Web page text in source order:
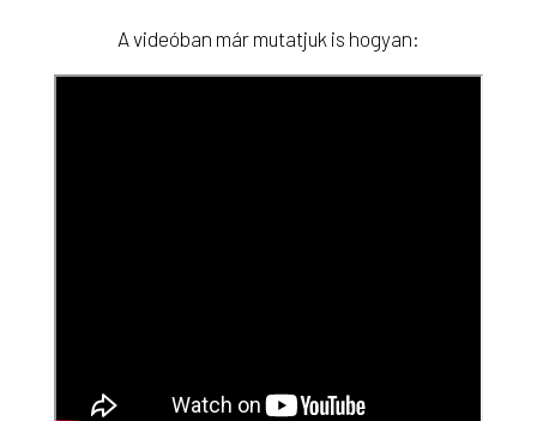
A videóban már mutatjuk is hogyan: